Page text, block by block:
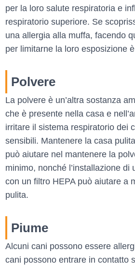
per la loro salute respiratoria e
respiratorio superiore. Se
una allergia alla muffa, facendo
per limitarne la loro esposizione
Polvere
La polvere è un’altra sostanza
che è presente nella casa e
irritare il sistema respiratorio dei
sensibili. Mantenere la casa
può aiutare nel mantenere la
minimo, nonché l’installazione di
con un filtro HEPA può aiutare a
pulita.
Piume
Alcuni cani possono essere
cani possono entrare in contatto